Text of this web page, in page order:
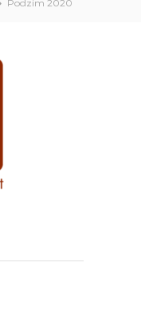
Podzim 2020